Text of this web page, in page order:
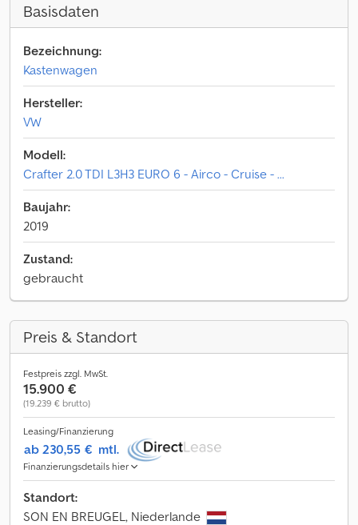
Basisdaten
Bezeichnung:
Kastenwagen
Hersteller:
VW
Modell:
Crafter 2.0 TDI L3H3 EURO 6 - Airco - Cruise - ...
Baujahr:
2019
Zustand:
gebraucht
Preis & Standort
Festpreis zzgl. MwSt.
15.900 €
(19.239 € brutto)
Leasing/Finanzierung
ab 230,55 € mtl.
Finanzierungsdetails hier
Standort:
SON EN BREUGEL, Niederlande